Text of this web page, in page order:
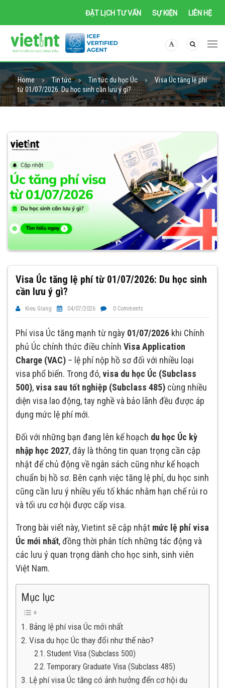
ĐẶT LỊCH TƯ VẤN SỰ KIỆN LIÊN HỆ
Home Tin tức Tin tức du học Úc
Visa Úc tăng lệ phí
từ 01/07/2026: Du học sinh cần lưu ý gì?
Visa Úc tăng lệ phí từ 01/07/2026: Du học sinh
cần lưu ý gì?
Kieu Giang 04/07/2026 0 Comments
Phí visa Úc tăng mạnh từ ngày 01/07/2026 khi Chính
phủ Úc chính thức điều chỉnh Visa Application
Charge (VAC) – lệ phí nộp hồ sơ đối với nhiều loại
visa phổ biến. Trong đó,visa du học Úc (Subclass
500),visa sau tốt nghiệp (Subclass 485) cùng nhiều
diện visa lao động, tay nghề và bảo lãnh đều được áp
dụng mức lệ phí mới.
Đối với những bạn đang lên kế hoạch du học Úc kỳ
nhập học 2027, đây là thông tin quan trọng cần cập
nhật để chủ động về ngân sách cũng như kế hoạch
chuẩn bị hồ sơ. Bên cạnh việc tăng lệ phí, du học sinh
cũng cần lưu ý nhiều yếu tố khác nhằm hạn chế rủi ro
và tối ưu cơ hội được cấp visa.
Trong bài viết này, Vietint sẽ cập nhật mức lệ phí visa
Úc mới nhất, đồng thời phân tích những tác động và
các lưu ý quan trọng dành cho học sinh, sinh viên
Việt Nam.
Mục lục
Bảng lệ phí visa Úc mới nhất
Visa du học Úc thay đổi như thế nào?
Student Visa (Subclass 500)
Temporary Graduate Visa (Subclass 485)
Lệ phí visa Úc tăng có ảnh hưởng đến cơ hội du